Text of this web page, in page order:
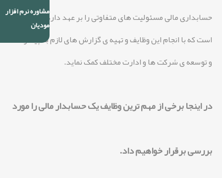
مشاوره نرم افزار
مودیان
حسابداری مالی مسئولیت های متفاوتی را بر عهد دارد که لازم
است که با انجام این وظایف و تهیه ی گزارش های لازم به پیشرفت
و توسعه ی شرکت ها و ادارت مختلف کمک نماید.
در اینجا برخی از مهم ترین وظایف یک حسابدار مالی را مورد
بررسی برقرار خواهیم داد.